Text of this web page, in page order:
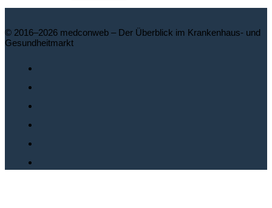
© 2016–2026 medconweb – Der Überblick im Krankenhaus- und
Gesundheitmarkt